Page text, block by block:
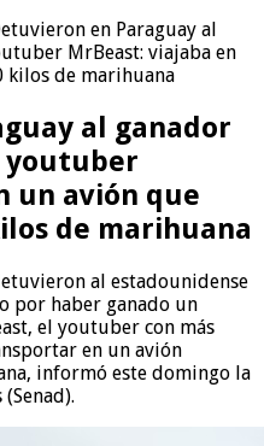
en Paraguay al
MrBeast: viajaba en
kilos de marihuana
al ganador
youtuber
un avión que
de marihuana
al estadounidense
por haber ganado un
el youtuber con más
en un avión
informó este domingo la